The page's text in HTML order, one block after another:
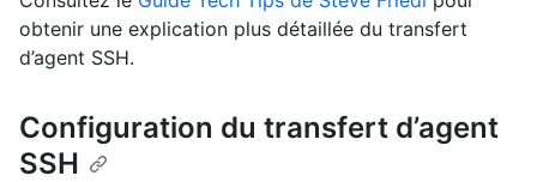
obtenir une explication plus détaillée du transfert
d’agent SSH.
Configuration du transfert d’agent
SSH